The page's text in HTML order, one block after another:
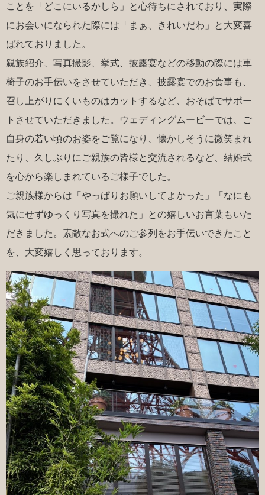
ことを「どこにいるかしら」と心待ちにされており、実際
にお会いになられた際には「まぁ、きれいだわ」と大変喜
ばれておりました。
親族紹介、写真撮影、挙式、披露宴などの移動の際には車
椅子のお手伝いをさせていただき、披露宴でのお食事も、
召し上がりにくいものはカットするなど、おそばでサポー
トさせていただきました。ウェディングムービーでは、ご
自身の若い頃のお姿をご覧になり、懐かしそうに微笑まれ
たり、久しぶりにご親族の皆様と交流されるなど、結婚式
を心から楽しまれているご様子でした。
ご親族様からは「やっぱりお願いしてよかった」「なにも
気にせずゆっくり写真を撮れた」との嬉しいお言葉もいた
だきました。素敵なお式へのご参列をお手伝いできたこと
を、大変嬉しく思っております。